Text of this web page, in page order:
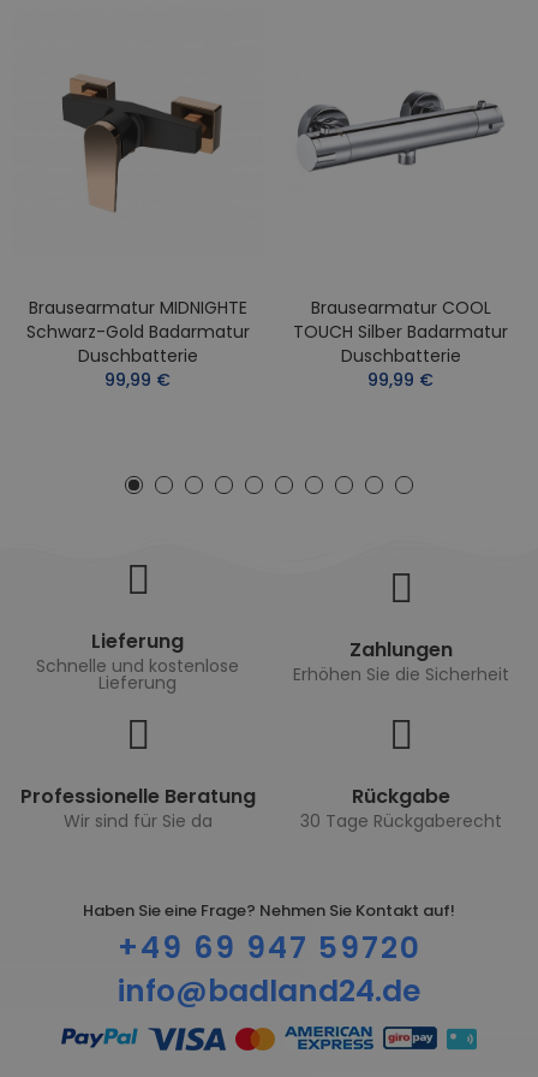
Brausearmatur MIDNIGHTE
Schwarz-Gold Badarmatur
Duschbatterie
99,99 €
Brausearmatur COOL
TOUCH Silber Badarmatur
Duschbatterie
99,99 €
Lieferung
Schnelle und kostenlose
Lieferung
Zahlungen
Erhöhen Sie die Sicherheit
Professionelle Beratung
Wir sind für Sie da
Rückgabe
30 Tage Rückgaberecht
Haben Sie eine Frage? Nehmen Sie Kontakt auf!
+49 69 947 59720
info@badland24.de